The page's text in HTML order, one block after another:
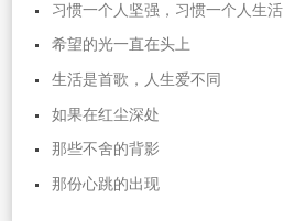
习惯一个人坚强，习惯一个人生活
希望的光一直在头上
生活是首歌，人生爱不同
如果在红尘深处
那些不舍的背影
那份心跳的出现